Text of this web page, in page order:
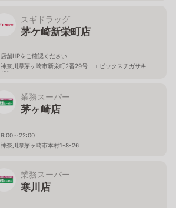
スギドラッグ
茅ケ崎新栄町店
店舗HPをご確認ください
神奈川県茅ヶ崎市新栄町2番29号 エピックスチガサキ
1階
業務スーパー
茅ヶ崎店
9:00～22:00
神奈川県茅ヶ崎市本村1-8-26
業務スーパー
寒川店